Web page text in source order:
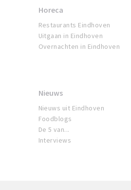
Horeca
Restaurants Eindhoven
Uitgaan in Eindhoven
Overnachten in Eindhoven
Nieuws
Nieuws uit Eindhoven
Foodblogs
De 5 van...
Interviews